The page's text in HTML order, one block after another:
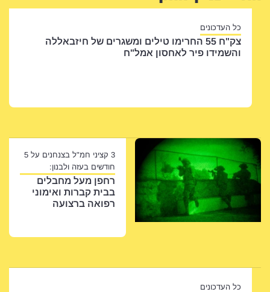
טילים ומשגרים של חיזבאללה
אמל"ח
חודשים בעזה ולבנון:
רחפן מעל מחבלים
בבית קברות ואימוני
רפואה ברצועה